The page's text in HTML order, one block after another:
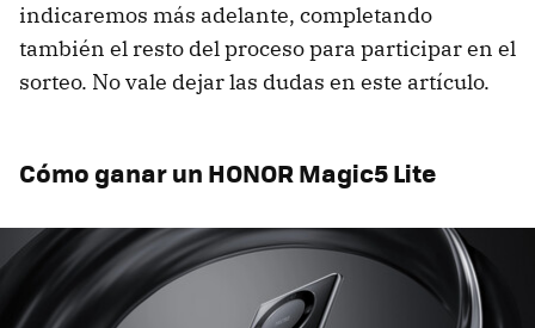
indicaremos más adelante, completando
también el resto del proceso para participar en el
sorteo. No vale dejar las dudas en este artículo.
Cómo ganar un HONOR Magic5 Lite